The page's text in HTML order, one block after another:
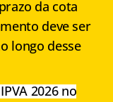
da cota
deve ser
longo desse
2026 no